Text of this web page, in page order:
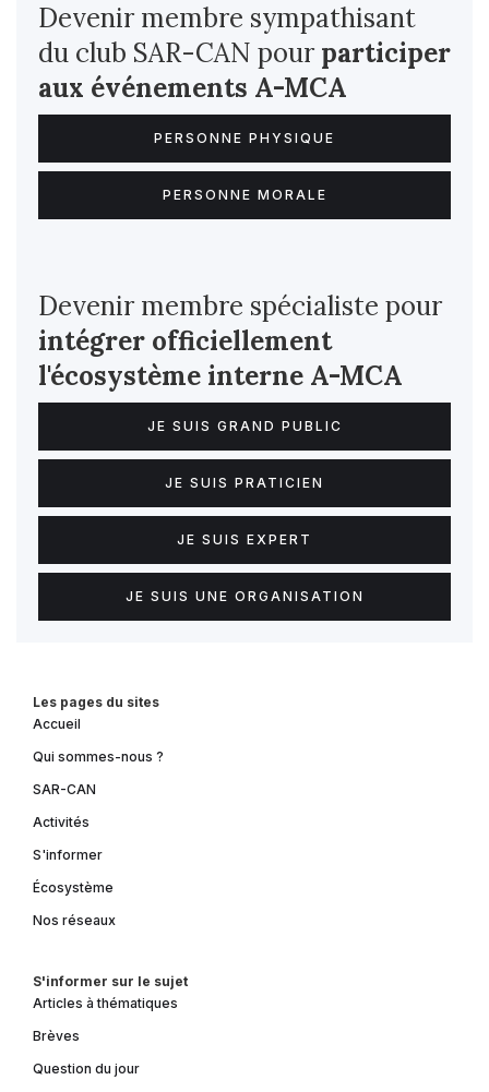
Devenir membre sympathisant
du club SAR-CAN pour participer
aux événements A-MCA
PERSONNE PHYSIQUE
PERSONNE MORALE
Devenir membre spécialiste pour
intégrer officiellement
l'écosystème interne A-MCA
JE SUIS GRAND PUBLIC
JE SUIS PRATICIEN
JE SUIS EXPERT
JE SUIS UNE ORGANISATION
Les pages du sites
Accueil
Qui sommes-nous ?
SAR-CAN
Activités
S'informer
Écosystème
Nos réseaux
S'informer sur le sujet
Articles à thématiques
Brèves
Question du jour